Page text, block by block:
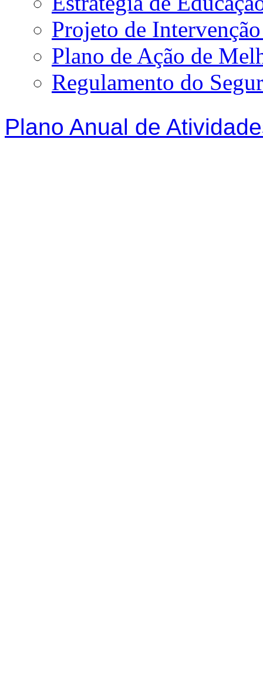
Projeto de
Plano de Ação de
Regulamento do
Plano Anual de